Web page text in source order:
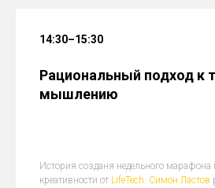
14:30–15:30
Рациональный подход к
мышлению
История созданя недельного
креативности от LifeTech. Симон Ластов